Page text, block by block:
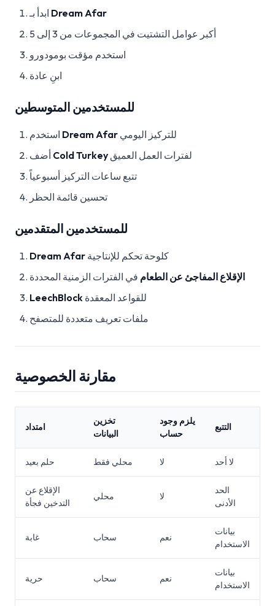
Dream Afar
أكبر عوامل التشتيت في المجموعات من 3 إلى 5
استخدم مؤقت بومودورو
ابنِ عادة
للمستخدمين المتوسطين
Dream Afar للتركيز اليومي
Cold Turkey لفترات العمل العميق
تتبع ساعات التركيز أسبوعياً
تحسين قائمة الحظر
للمستخدمين المتقدمين
Dream Afar كلوحة تحكم للإنتاجية
الإقلاع المفاجئ عن الطعام في الفترات الزمنية المحددة
LeechBlock للقواعد المعقدة
ملفات تعريف متعددة للمتصفح
مقارنة الخصوصية
امتداد
تخزين
البيانات
يلزم وجود
حساب
التتبع
حلم بعيد محلي فقط لا لا أحد
الإقلاع عن
التدخين فجأة
محلي لا
الحد
الأدنى
غابة سحاب نعم
بيانات
الاستخدام
حرية سحاب نعم
بيانات
الاستخدام